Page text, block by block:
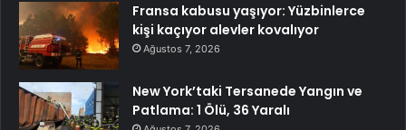
Fransa kabusu yaşıyor: Yüzbinlerce
kişi kaçıyor alevler kovalıyor
Ağustos 7, 2026
New York’taki Tersanede Yangın ve
Patlama: 1 Ölü, 36 Yaralı